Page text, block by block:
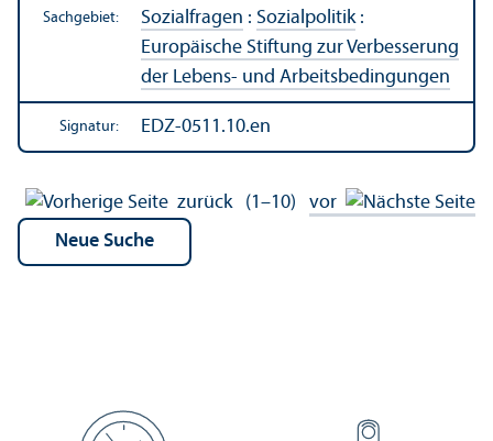
Sachgebiet: Sozialfragen : Sozialpolitik:
Europäische Stiftung zur Verbesserung
der Lebens- und Arbeits­bedingungen
Signatur: EDZ-0511.10.en
zurück (1–10) vor